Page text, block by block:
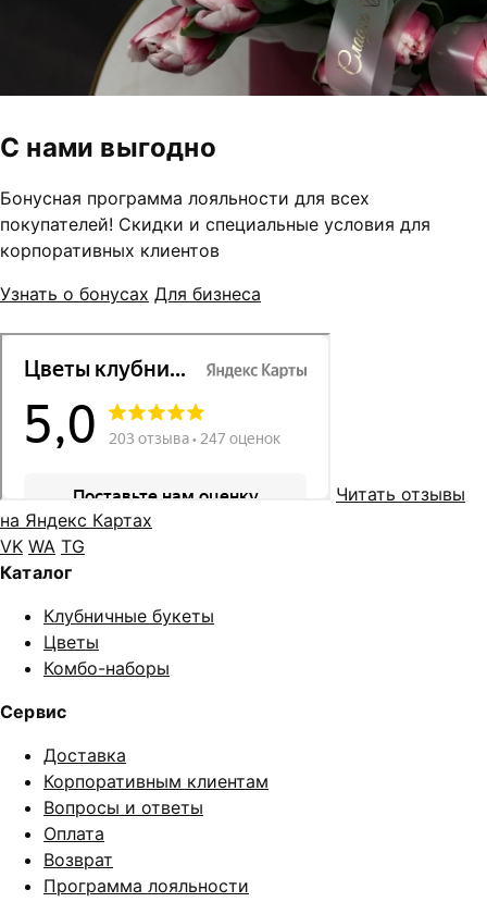
С нами выгодно
Бонусная программа лояльности для всех
покупателей! Скидки и специальные условия для
корпоративных клиентов
Узнать о бонусах Для бизнеса
Читать отзывы
на Яндекс Картах
VK WA TG
Каталог
Клубничные букеты
Цветы
Комбо-наборы
Сервис
Доставка
Корпоративным клиентам
Вопросы и ответы
Оплата
Возврат
Программа лояльности